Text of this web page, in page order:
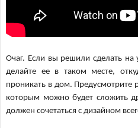
Очаг. Если вы решили сделать
делайте ее в таком месте,
проникать в дом. Предусмотрите
которым можно будет сложить
должен сочетаться с дизайном